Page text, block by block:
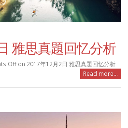
雅思真題回忆分析
Offon 2017年12月2日 雅思真題回忆分析
Read more...